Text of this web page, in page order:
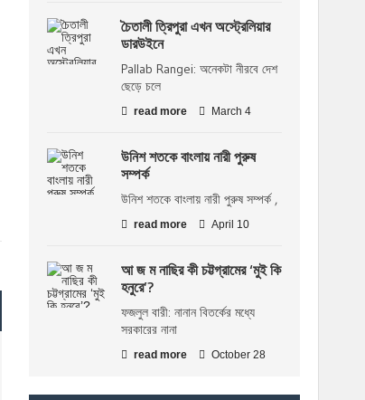
চৈতালী ত্রিপুরা এখন অস্ট্রেলিয়ার
ডারউইনে
Pallab Rangei: অনেকটা নীরবে দেশ
ছেড়ে চলে
read more March 4
উনিশ শতকে বাংলায় নারী পুরুষ
সম্পর্ক
উনিশ শতকে বাংলায় নারী পুরুষ সম্পর্ক ,
read more April 10
আ জ ম নাছির কী চট্টগ্রামের ‘মুই কি
হনুরে’?
ফজলুল বারী: নানান বিতর্কের মধ্যে
সরকারের নানা
read more October 28